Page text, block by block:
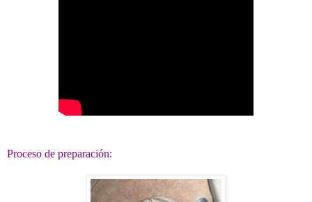
Proceso de preparación: